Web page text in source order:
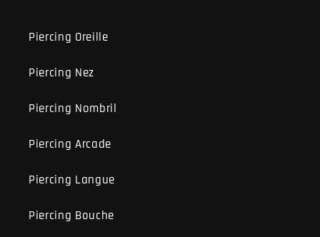
Piercing Oreille
Piercing Nez
Piercing Nombril
Piercing Arcade
Piercing Langue
Piercing Bouche